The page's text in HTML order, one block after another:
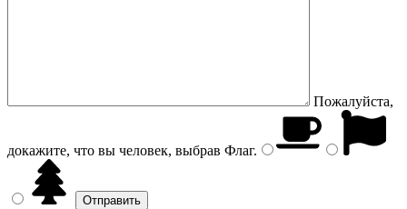
Пожалуйста,
докажите, что вы человек, выбрав Флаг.